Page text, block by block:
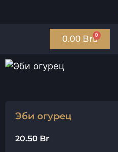
0.00 Br 0
Эби огурец
20.50 Br